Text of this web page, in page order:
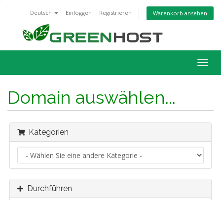
Deutsch Einloggen Registrieren Warenkorb ansehen
ein-/
Domain auswählen...
Kategorien
Durchführen